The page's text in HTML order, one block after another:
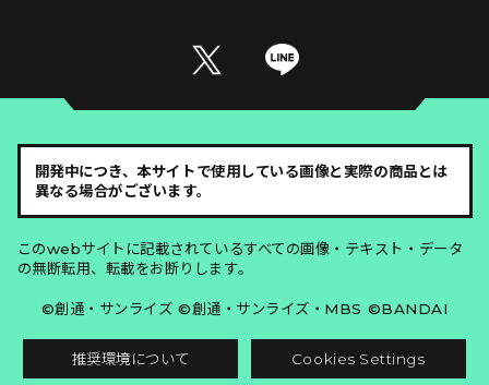
開発中につき、本サイトで使用している画像と実際の商品とは
異なる場合がございます。
このwebサイトに記載されているすべての画像・テキスト・データ
の無断転用、転載をお断りします。
©創通・サンライズ ©創通・サンライズ・MBS ©BANDAI
推奨環境について Cookies Settings